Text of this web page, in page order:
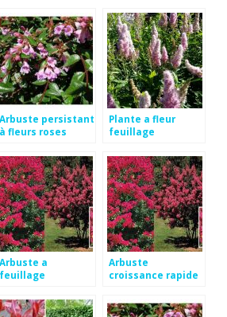
Arbuste persistant
à fleurs roses
Plante a fleur
feuillage
Arbuste a
feuillage
croissance rapide
Arbuste
croissance rapide
persistant